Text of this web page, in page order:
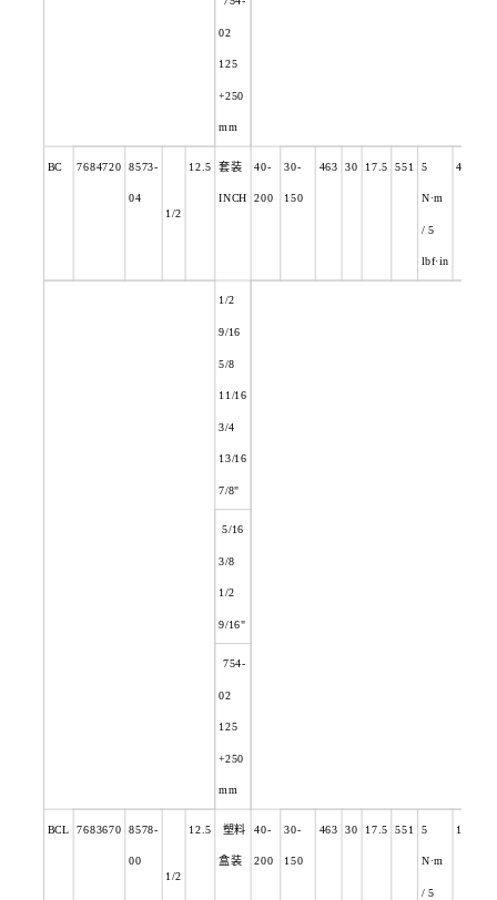
02
125
+250
mm
BC 7684720 8573-
04
1/2
12.5 套装
INCH
40-
200
30-
150
463 30 17.5 551 5
N·m
/ 5
lbf·in
4.9
1/2
9/16
5/8
11/16
3/4
13/16
7/8"
5/16
3/8
1/2
9/16"
754-
02
125
+250
mm
BCL 7683670 8578-
00
1/2
12.5 塑料
盒装
40-
200
30-
150
463 30 17.5 551 5
N·m
/ 5
13